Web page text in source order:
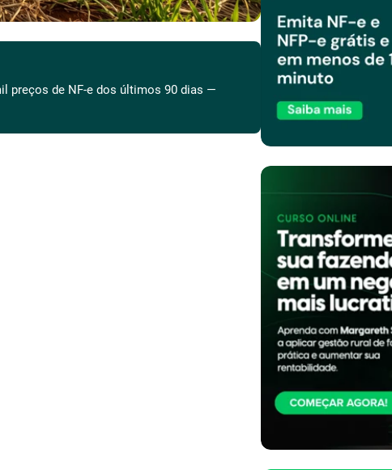
preços de NF-e dos últimos 90 dias —